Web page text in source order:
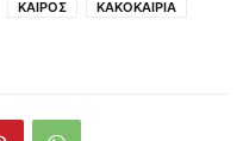
ΚΑΙΡΟΣ
ΚΑΚΟΚΑΙΡΙΑ